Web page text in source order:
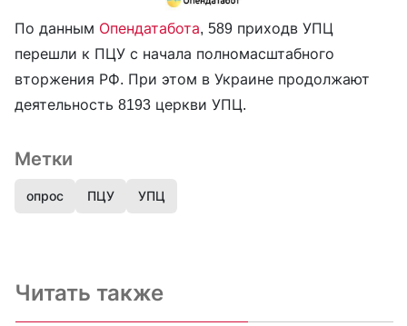
По данным Опендатабота, 589 приходв УПЦ
перешли к ПЦУ с начала полномасштабного
вторжения РФ. При этом в Украине продолжают
деятельность ‍8193 церкви УПЦ.
Метки
опрос ПЦУ УПЦ
Читать также